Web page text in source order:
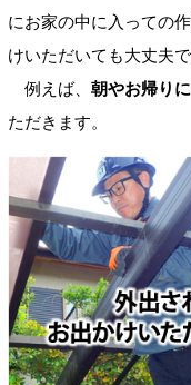
にお家の中に入っての
けいただいても大丈夫で
例えば、 朝やお帰り
ただきます。